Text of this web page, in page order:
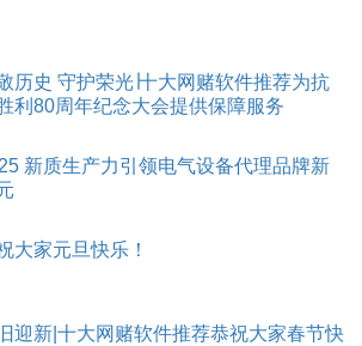
历史 守护荣光∣十大网赌软件推荐为抗
利80周年纪念大会提供保障服务
新质生产力引领电气设备代理品牌新
大家元旦快乐！
迎新|十大网赌软件推荐恭祝大家春节快